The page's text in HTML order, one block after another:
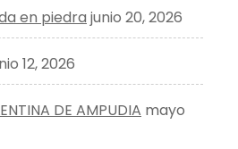
en piedra junio 20, 2026
12, 2026
DE AMPUDIA mayo